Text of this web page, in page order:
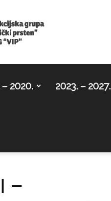
– 2020. 2023. – 2027.
–